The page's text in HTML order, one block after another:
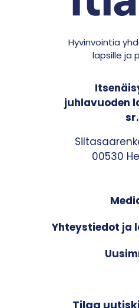
Hyvinvointia
lapsille ja
juhlavuoden
sr.
00530
Yhteystiedot ja
Tilaa